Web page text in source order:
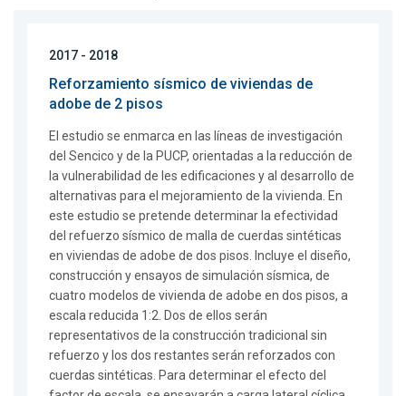
2017 - 2018
Reforzamiento sísmico de viviendas de
adobe de 2 pisos
El estudio se enmarca en las líneas de investigación
del Sencico y de la PUCP, orientadas a la reducción de
la vulnerabilidad de les edificaciones y al desarrollo de
alternativas para el mejoramiento de la vivienda. En
este estudio se pretende determinar la efectividad
del refuerzo sísmico de malla de cuerdas sintéticas
en viviendas de adobe de dos pisos. Incluye el diseño,
construcción y ensayos de simulación sísmica, de
cuatro modelos de vivienda de adobe en dos pisos, a
escala reducida 1:2. Dos de ellos serán
representativos de la construcción tradicional sin
refuerzo y los dos restantes serán reforzados con
cuerdas sintéticas. Para determinar el efecto del